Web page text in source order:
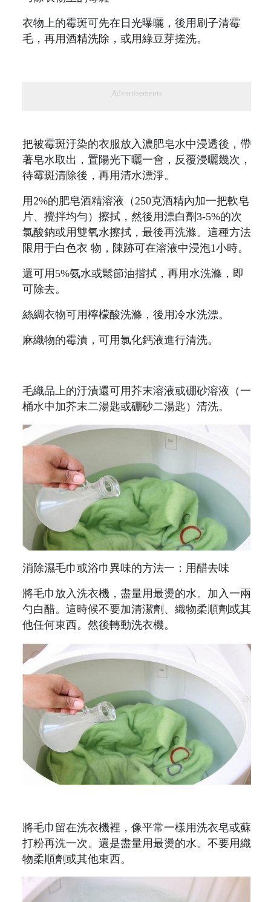
衣物上的霉斑可先在日光曝曬，後用刷子清霉
毛，再用酒精洗除，或用綠豆芽搓洗。
Advertisements
把被霉斑汙染的衣服放入濃肥皂水中浸透後，帶
著皂水取出，置陽光下曬一會，反覆浸曬幾次，
待霉斑清除後，再用清水漂淨。
用2%的肥皂酒精溶液（250克酒精內加一把軟皂
片、攪拌均勻）擦拭，然後用漂白劑3-5%的次
氯酸鈉或用雙氧水擦拭，最後再洗滌。這種方法
限用于白色衣 物，陳跡可在溶液中浸泡1小時。
還可用5%氨水或鬆節油揩拭，再用水洗滌，即
可除去。
絲綢衣物可用檸檬酸洗滌，後用冷水洗漂。
麻織物的霉漬，可用氯化鈣液進行清洗。
毛織品上的汙漬還可用芥末溶液或硼砂溶液（一
桶水中加芥末二湯匙或硼砂二湯匙）清洗。
消除濕毛巾或浴巾異味的方法一：用醋去味
將毛巾放入洗衣機，盡量用最燙的水。加入一兩
勺白醋。這時候不要加清潔劑、織物柔順劑或其
他任何東西。然後轉動洗衣機。
將毛巾留在洗衣機裡，像平常一樣用洗衣皂或蘇
打粉再洗一次。還是盡量用最燙的水。不要用織
物柔順劑或其他東西。